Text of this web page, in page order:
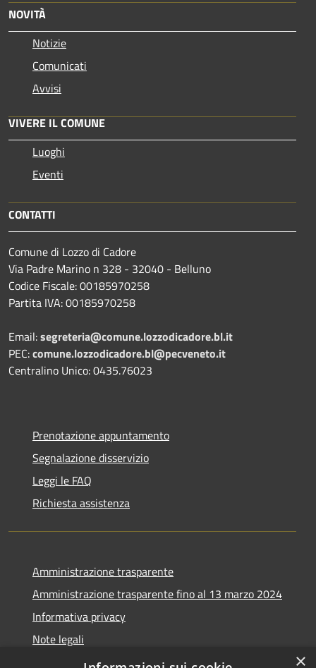
NOVITÀ
Notizie
Comunicati
Avvisi
VIVERE IL COMUNE
Luoghi
Eventi
CONTATTI
Comune di Lozzo di Cadore
Via Padre Marino n 328 - 32040 - Belluno
Codice Fiscale: 00185970258
Partita IVA: 00185970258
Email:segreteria@comune.lozzodicadore.bl.it
PEC:comune.lozzodicadore.bl@pecveneto.it
Centralino Unico: 0435.76023
Prenotazione appuntamento
Segnalazione disservizio
Leggi le FAQ
Richiesta assistenza
Amministrazione trasparente
Amministrazione trasparente fino al 13 marzo 2024
Informativa privacy
Note legali
Dichiarazione di accessibilità
×